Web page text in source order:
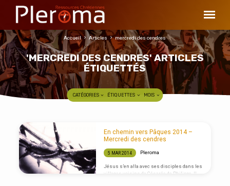
'MERCREDI DES CENDRES' ARTICLES
ÉTIQUETTÉS
Accueil Articles mercredi des cendres
CATÉGORIES ÉTIQUETTES MOIS
'MERCREDI
DES
CENDRES'
ARTICLES
ÉTIQUETTÉS
En chemin vers Pâques 2014 –
Mercredi des cendres
5 MAR 2014 Pleroma
Jésus s’en alla avec ses disciples dans les
villages voisins de Césarée de Philippe. Il